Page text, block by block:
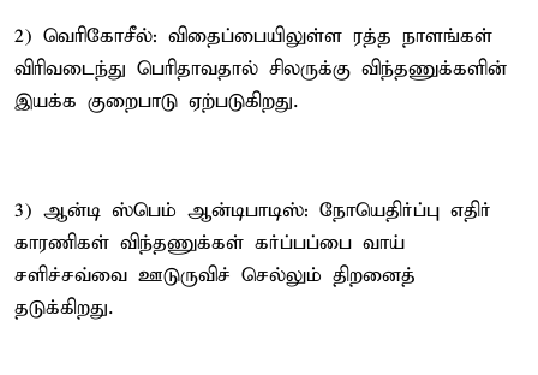
2) வெரிகோசீல்: விதைப்பையிலுள்ள ரத்த நாளங்கள்
விரிவடைந்து பெரிதாவதால் சிலருக்கு விந்தணுக்களின்
இயக்க குறைபாடு ஏற்படுகிறது.
3) ஆன்டி ஸ்பெம் ஆன்டிபாடிஸ்: நோயெதிர்ப்பு எதிர்
காரணிகள் விந்தணுக்கள் கர்ப்பப்பை வாய்
சளிச்சவ்வை ஊடுருவிச் செல்லும் திறனைத்
தடுக்கிறது.